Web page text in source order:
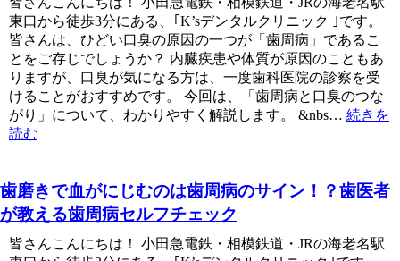
東口から徒歩3分にある、｢K’sデンタルクリニック ｣です。
皆さんは、ひどい口臭の原因の一つが「歯周病」であるこ
とをご存じでしょうか？ 内臓疾患や体質が原因のこともあ
りますが、口臭が気になる方は、一度歯科医院の診察を受
けることがおすすめです。 今回は、「歯周病と口臭のつな
がり」について、わかりやすく解説します。 &nbs… 続きを
読む
歯磨きで血がにじむのは歯周病のサイン！？歯医者
が教える歯周病セルフチェック
皆さんこんにちは！ 小田急電鉄・相模鉄道・JRの海老名駅